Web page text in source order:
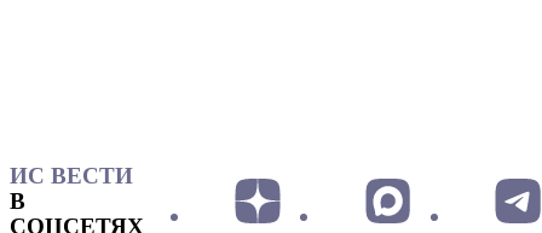
ИС ВЕСТИ
В
СОЦСЕТЯХ